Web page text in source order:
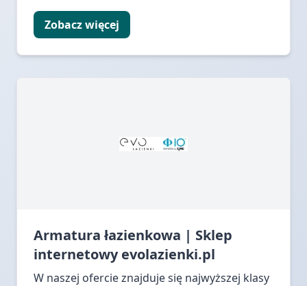
Zobacz więcej
Armatura łazienkowa | Sklep
internetowy evolazienki.pl
W naszej ofercie znajduje się najwyższej klasy